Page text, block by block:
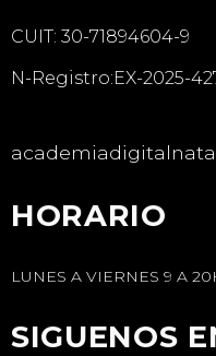
CUIT: 30-71894604-9
N-Registro:EX-2025-
HORARIO
LUNES A VIERNES 9 A
SIGUENOS